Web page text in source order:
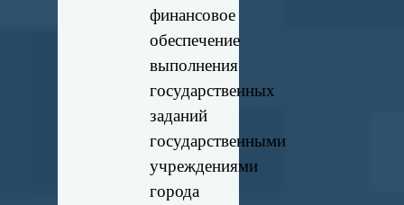
финансовое
обеспечение
выполнения
государственных
заданий
государственными
учреждениями
города